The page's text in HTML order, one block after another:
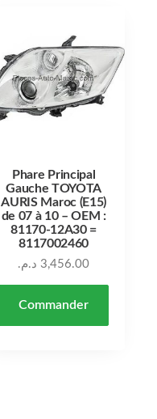
Phare Principal
Gauche TOYOTA
AURIS Maroc (E15)
de 07 à 10 – OEM :
81170-12A30 =
8117002460
3,456.00 د.م.
Commander